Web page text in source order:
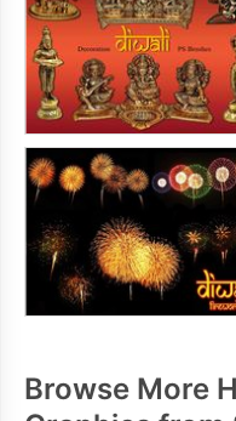
Browse More